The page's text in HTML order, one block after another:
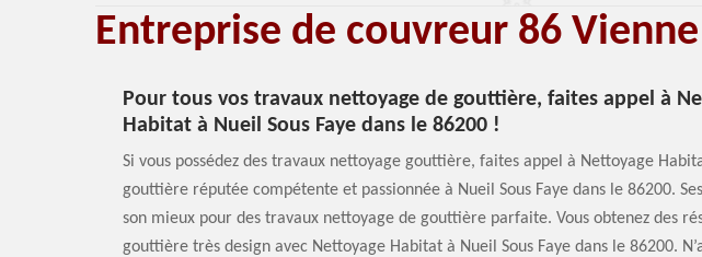
Entreprise de couvreur 86 Vienne
Pour tous vos travaux nettoyage de gouttière, faites appel à
Habitat à Nueil Sous Faye dans le 86200 !
Si vous possédez des travaux nettoyage gouttière, faites appel à Nettoyage
gouttière réputée compétente et passionnée à Nueil Sous Faye dans le 86200.
son mieux pour des travaux nettoyage de gouttière parfaite. Vous obtenez des
gouttière très design avec Nettoyage Habitat à Nueil Sous Faye dans le 86200.